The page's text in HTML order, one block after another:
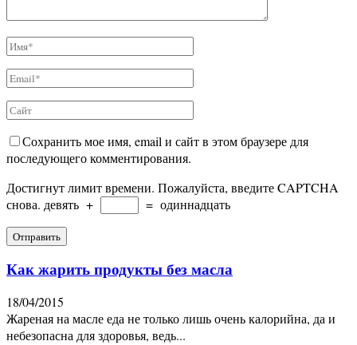
Сохранить мое имя, email и сайт в этом браузере для
последующего комментирования.
Достигнут лимит времени. Пожалуйста, введите CAPTCHA
снова. девять + = одиннадцать
Как жарить продукты без масла
18/04/2015
Жареная на масле еда не только лишь очень калорийна, да и
небезопасна для здоровья, ведь...